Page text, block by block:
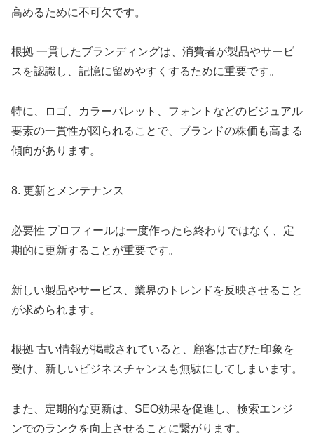
高めるために不可欠です。
根拠 一貫したブランディングは、消費者が製品やサービ
スを認識し、記憶に留めやすくするために重要です。
特に、ロゴ、カラーパレット、フォントなどのビジュアル
要素の一貫性が図られることで、ブランドの株価も高まる
傾向があります。
8. 更新とメンテナンス
必要性 プロフィールは一度作ったら終わりではなく、定
期的に更新することが重要です。
新しい製品やサービス、業界のトレンドを反映させること
が求められます。
根拠 古い情報が掲載されていると、顧客は古びた印象を
受け、新しいビジネスチャンスも無駄にしてしまいます。
また、定期的な更新は、SEO効果を促進し、検索エンジ
ンでのランクを向上させることに繋がります。